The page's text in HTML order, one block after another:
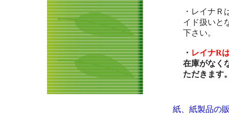
・レイナ
イド扱いと
下さい。
・ レイナR
在庫がなく
ただきます
紙、紙製品の